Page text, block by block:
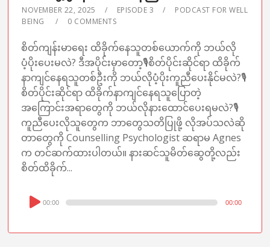
NOVEMBER 22, 2025 EPISODE 3
PODCAST FOR WELL
BEING
0 COMMENTS
စိတ်ကျန်းမာရေး ထိခိုက်နေသူတစ်ယောက်ကို ဘယ်လို
ပံ့ပိုးပေးမလဲ? ဒီအပိုင်းမှာတော့🎙စိတ်ပိုင်းဆိုင်ရာ ထိခိုက်
နာကျင်နေရသူတစ်ဦးကို ဘယ်လိုပံ့ပိုးကူညီပေးနိုင်မလဲ?🎙
စိတ်ပိုင်းဆိုင်ရာ ထိခိုက်နာကျင်နေရသူပြောတဲ့
အကြောင်းအရာတွေကို ဘယ်လိုနားထောင်ပေးရမလဲ?🎙
ကူညီပေးလိုသူတွေက ဘာတွေသတိပြုဖို့ လိုအပ်သလဲဆို
တာတွေကို Counselling Psychologist ဆရာမ Agnes
က တင်ဆက်ထားပါတယ်။ နားဆင်သူမိတ်ဆွေတို့လည်း
စိတ်ထိခိုက်...
Audio
Player
00:00 00:00